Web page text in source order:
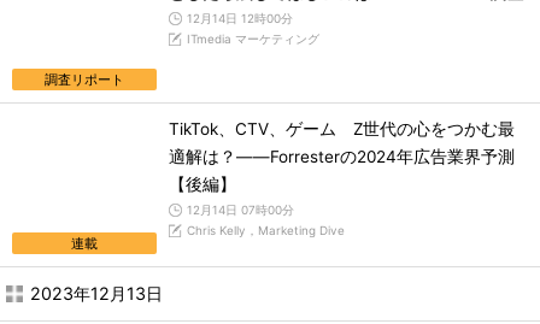
調査リポート
12月14日 12時00分
ITmedia マーケティング
連載
TikTok、CTV、ゲーム Z世代の心をつかむ最
適解は？――Forresterの2024年広告業界予測
【後編】
12月14日 07時00分
Chris Kelly，Marketing Dive
2023年12月13日